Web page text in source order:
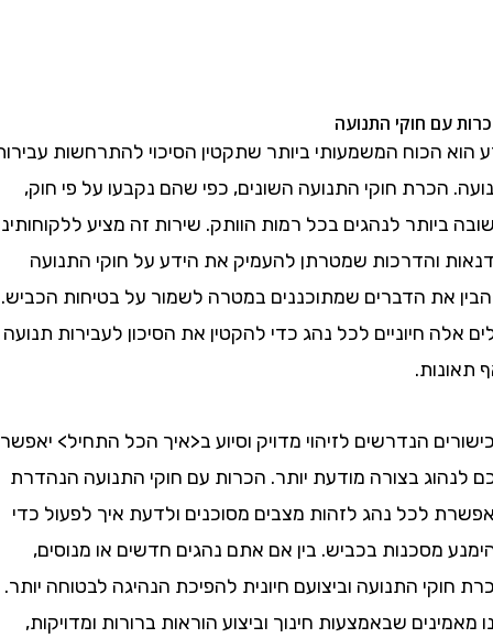
חוקי התנועה
הכוח המשמעותי ביותר שתקטין הסיכוי להתרחשות עבירות
הכרת חוקי התנועה השונים, כפי שהם נקבעו על פי חוק,
לנהגים בכל רמות הוותק. שירות זה מציע ללקוחותינו
והדרכות שמטרתן להעמיק את הידע על חוקי התנועה
את הדברים שמתוכננים במטרה לשמור על בטיחות הכביש.
חיוניים לכל נהג כדי להקטין את הסיכון לעבירות תנועה
הנדרשים לזיהוי מדויק וסיוע ב<איך הכל התחיל> יאפשרו
בצורה מודעת יותר. הכרות עם חוקי התנועה הנהדרת
לכל נהג לזהות מצבים מסוכנים ולדעת איך לפעול כדי
מסכנות בכביש. בין אם אתם נהגים חדשים או מנוסים,
התנועה וביצועם חיונית להפיכת הנהיגה לבטוחה יותר.
שבאמצעות חינוך וביצוע הוראות ברורות ומדויקות,